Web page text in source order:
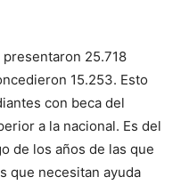
25.718
15.253. Esto
con beca del
a la nacional. Es del
de los años de las que
que necesitan ayuda